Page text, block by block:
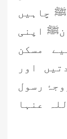
چاہیں
اپنی
مسکن
اور
رسول
عنہا